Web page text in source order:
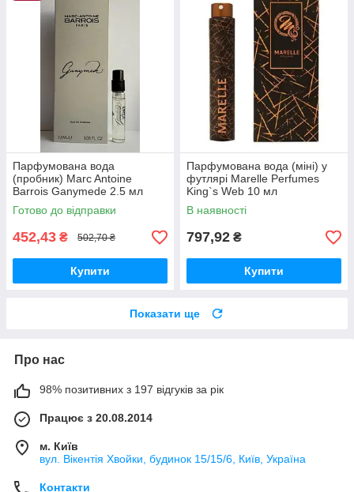
Парфумована вода
(пробник) Marc Antoine
Barrois Ganymede 2.5 мл
Готово до відправки
452,43 ₴ 502,70 ₴
Купити
Парфумована вода (міні) у
футлярі Marelle Perfumes
King`s Web 10 мл
В наявності
797,92 ₴
Купити
Показати ще
Про нас
98% позитивних з 197 відгуків за рік
Працює з 20.08.2014
м. Київ
вул. Вікентія Хвойки, будинок 15/15/6, Київ, Україна
Контакти